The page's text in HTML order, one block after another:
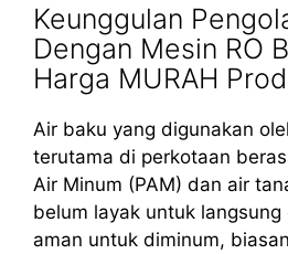
Keunggulan
Dengan Mesin RO
Harga MURAH
Air baku yang digunakan
terutama di perkotaan
Air Minum (PAM) dan air
belum layak untuk
aman untuk diminum,